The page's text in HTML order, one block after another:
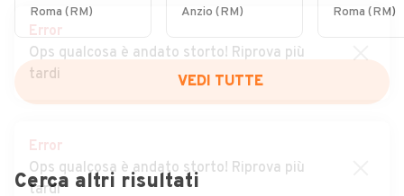
Dynamic
Roma (RM)
220i 48V
Stile Senza
Compromessi
Anzio (RM)
Intens
Roma (RM)
VEDI TUTTE
Cerca altri risultati
Error
Ops qualcosa è andato storto! Riprova più
tardi
Error
Ops qualcosa è andato storto! Riprova più
tardi